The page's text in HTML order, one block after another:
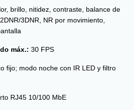
brillo, nitidez, contraste, balance de
3DNR, NR por movimiento,
máx.: 30 FPS
fijo; modo noche con IR LED y filtro
RJ45 10/100 MbE